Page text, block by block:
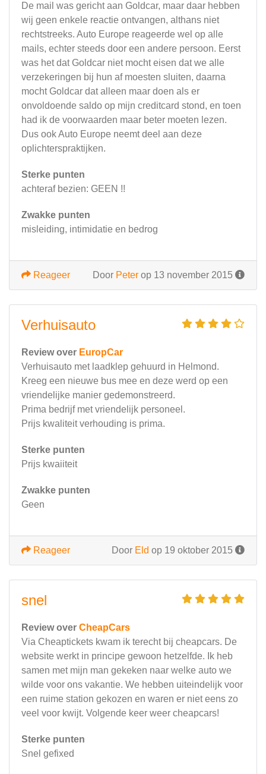
De mail was gericht aan Goldcar, maar daar hebben
wij geen enkele reactie ontvangen, althans niet
rechtstreeks. Auto Europe reageerde wel op alle
mails, echter steeds door een andere persoon. Eerst
was het dat Goldcar niet mocht eisen dat we alle
verzekeringen bij hun af moesten sluiten, daarna
mocht Goldcar dat alleen maar doen als er
onvoldoende saldo op mijn creditcard stond, en toen
had ik de voorwaarden maar beter moeten lezen.
Dus ook Auto Europe neemt deel aan deze
oplichterspraktijken.
Sterke punten
achteraf bezien: GEEN !!
Zwakke punten
misleiding, intimidatie en bedrog
Door Peter op 13 november 2015
Reageer
Verhuisauto
Review over EuropCar
Verhuisauto met laadklep gehuurd in Helmond.
Kreeg een nieuwe bus mee en deze werd op een
vriendelijke manier gedemonstreerd.
Prima bedrijf met vriendelijk personeel.
Prijs kwaliteit verhouding is prima.
Sterke punten
Prijs kwaiiteit
Zwakke punten
Geen
Door Eld op 19 oktober 2015
Reageer
snel
Review over CheapCars
Via Cheaptickets kwam ik terecht bij cheapcars. De
website werkt in principe gewoon hetzelfde. Ik heb
samen met mijn man gekeken naar welke auto we
wilde voor ons vakantie. We hebben uiteindelijk voor
een ruime station gekozen en waren er niet eens zo
veel voor kwijt. Volgende keer weer cheapcars!
Sterke punten
Snel gefixed